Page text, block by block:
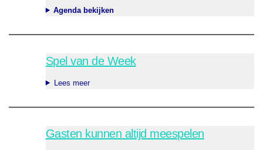
Agenda bekijken
Spel van de Week
Lees meer
Gasten kunnen altijd meespelen